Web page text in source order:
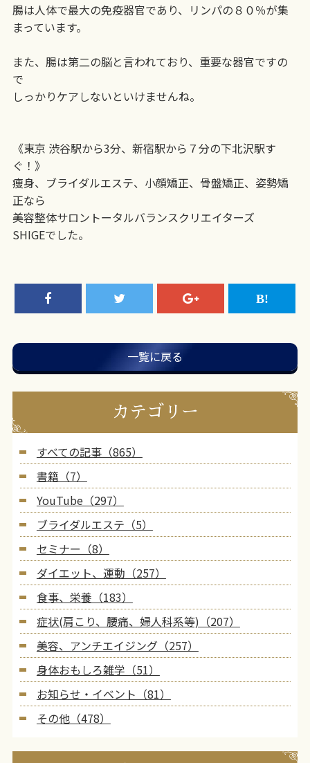
腸は人体で最大の免疫器官であり、リンパの８０％が集
まっています。
また、腸は第二の脳と言われており、重要な器官ですの
で
しっかりケアしないといけませんね。
《東京 渋谷駅から3分、新宿駅から７分の下北沢駅す
ぐ！》
痩身、ブライダルエステ、小顔矯正、骨盤矯正、姿勢矯
正なら
美容整体サロントータルバランスクリエイターズ
SHIGEでした。
一覧に戻る
カテゴリー
すべての記事（865）
書籍（7）
YouTube（297）
ブライダルエステ（5）
セミナー（8）
ダイエット、運動（257）
食事、栄養（183）
症状(肩こり、腰痛、婦人科系等)（207）
美容、アンチエイジング（257）
身体おもしろ雑学（51）
お知らせ・イベント（81）
その他（478）